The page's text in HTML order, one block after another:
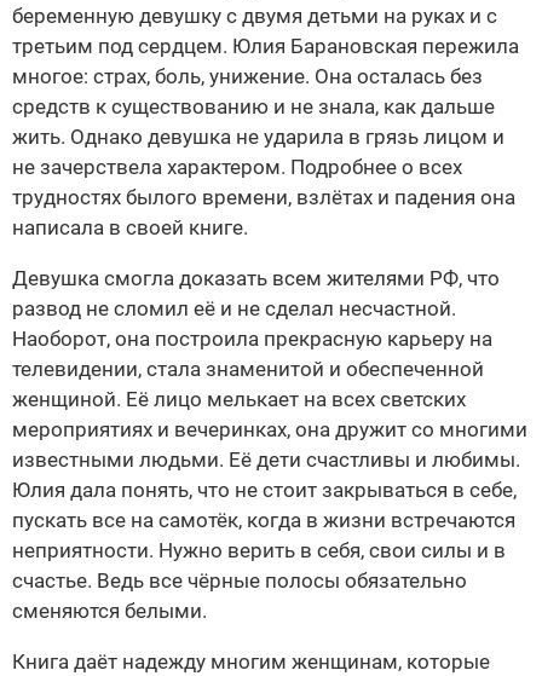
беременную девушку с двумя детьми на руках и с
третьим под сердцем. Юлия Барановская пережила
многое: страх, боль, унижение. Она осталась без
средств к существованию и не знала, как дальше
жить. Однако девушка не ударила в грязь лицом и
не зачерствела характером. Подробнее о всех
трудностях былого времени, взлётах и падения она
написала в своей книге.
Девушка смогла доказать всем жителями РФ, что
развод не сломил её и не сделал несчастной.
Наоборот, она построила прекрасную карьеру на
телевидении, стала знаменитой и обеспеченной
женщиной. Её лицо мелькает на всех светских
мероприятиях и вечеринках, она дружит со многими
известными людьми. Её дети счастливы и любимы.
Юлия дала понять, что не стоит закрываться в себе,
пускать все на самотёк, когда в жизни встречаются
неприятности. Нужно верить в себя, свои силы и в
счастье. Ведь все чёрные полосы обязательно
сменяются белыми.
Книга даёт надежду многим женщинам, которые